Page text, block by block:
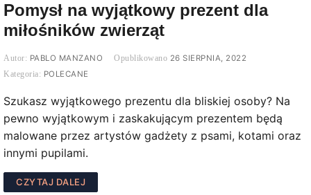
Pomysł na wyjątkowy prezent dla
miłośników zwierząt
PABLO MANZANO
26 SIERPNIA, 2022
POLECANE
Szukasz wyjątkowego prezentu dla bliskiej osoby? Na
pewno wyjątkowym i zaskakującym prezentem będą
malowane przez artystów gadżety z psami, kotami oraz
innymi pupilami.
CZYTAJ DALEJ